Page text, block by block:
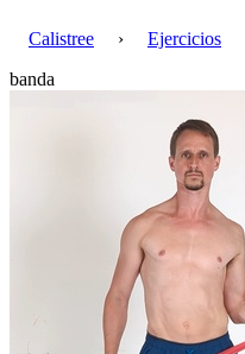
Calistree › Ejercicios
banda